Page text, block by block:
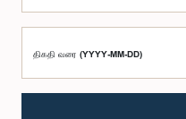
திகதி வரை (YYYY-MM-DD)